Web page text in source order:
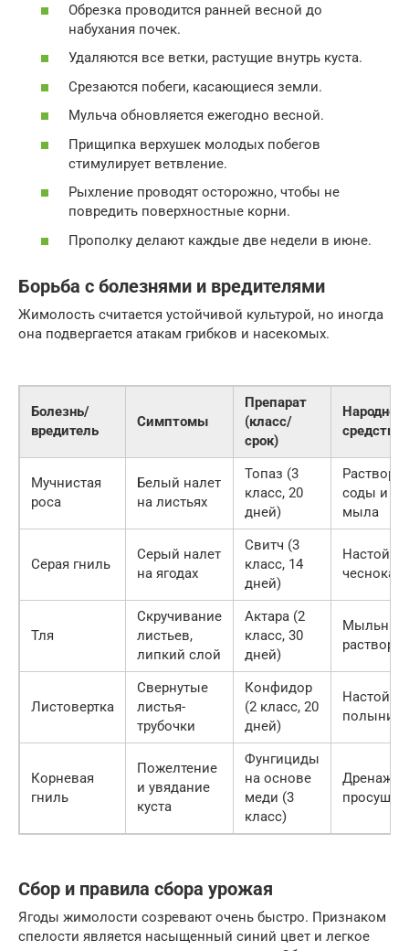
Обрезка проводится ранней весной до
набухания почек.
Удаляются все ветки, растущие внутрь куста.
Срезаются побеги, касающиеся земли.
Мульча обновляется ежегодно весной.
Прищипка верхушек молодых побегов
стимулирует ветвление.
Рыхление проводят осторожно, чтобы не
повредить поверхностные корни.
Прополку делают каждые две недели в июне.
Борьба с болезнями и вредителями
Жимолость считается устойчивой культурой, но иногда
она подвергается атакам грибков и насекомых.
Болезнь/
вредитель
Симптомы
Препарат
(класс/
срок)
Народное
средство
Мучнистая
роса
Белый налет
на листьях
Топаз (3
класс, 20
дней)
Раствор
соды и
мыла
Серая гниль
Серый налет
на ягодах
Свитч (3
класс, 14
дней)
Настой
чеснока
Тля
Скручивание
листьев,
липкий слой
Актара (2
класс, 30
дней)
Мыльный
раствор
Листовертка
Свернутые
листья-
трубочки
Конфидор
(2 класс, 20
дней)
Настой
полыни
Корневая
гниль
Пожелтение
и увядание
куста
Фунгициды
на основе
меди (3
класс)
Дренаж и
просушка
Сбор и правила сбора урожая
Ягоды жимолости созревают очень быстро. Признаком
спелости является насыщенный синий цвет и легкое